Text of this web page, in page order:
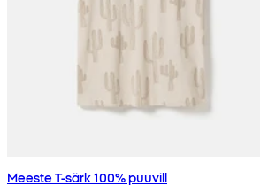
Meeste T-särk 100% puuvill